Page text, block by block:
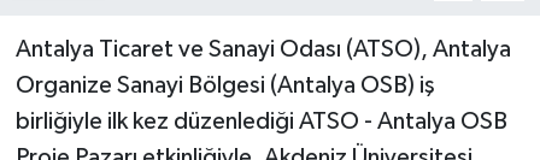
Antalya Ticaret ve Sanayi Odası (ATSO), Antalya
Organize Sanayi Bölgesi (Antalya OSB) iş
birliğiyle ilk kez düzenlediği ATSO - Antalya OSB
RESMİ İLAN